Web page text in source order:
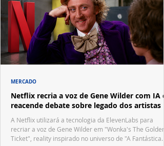
Netflix recria a voz de Gene Wilder com IA e
reacende debate sobre legado dos artistas
A Netflix utilizará a tecnologia da ElevenLabs para
recriar a voz de Gene Wilder em "Wonka's The Golden
Ticket", reality inspirado no universo de "A Fantástica
MERCADO